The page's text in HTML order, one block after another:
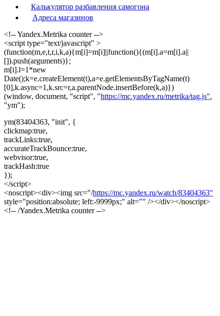
Калькулятор разбавления самогона
Адреса магазинов
<!-- Yandex.Metrika counter -->
<script type="text/javascript" >
(function(m,e,t,r,i,k,a){m[i]=m[i]||function(){(m[i].a=m[i].a||
[]).push(arguments)};
m[i].l=1*new
Date();k=e.createElement(t),a=e.getElementsByTagName(t)
[0],k.async=1,k.src=r,a.parentNode.insertBefore(k,a)})
(window, document, "script", "https://mc.yandex.ru/metrika/tag.js",
"ym");
ym(83404363, "init", {
clickmap:true,
trackLinks:true,
accurateTrackBounce:true,
webvisor:true,
trackHash:true
});
</script>
<noscript><div><img src="/https://mc.yandex.ru/watch/83404363"
style="position:absolute; left:-9999px;" alt="" /></div></noscript>
<!-- /Yandex.Metrika counter -->